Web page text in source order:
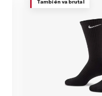
También va brutal